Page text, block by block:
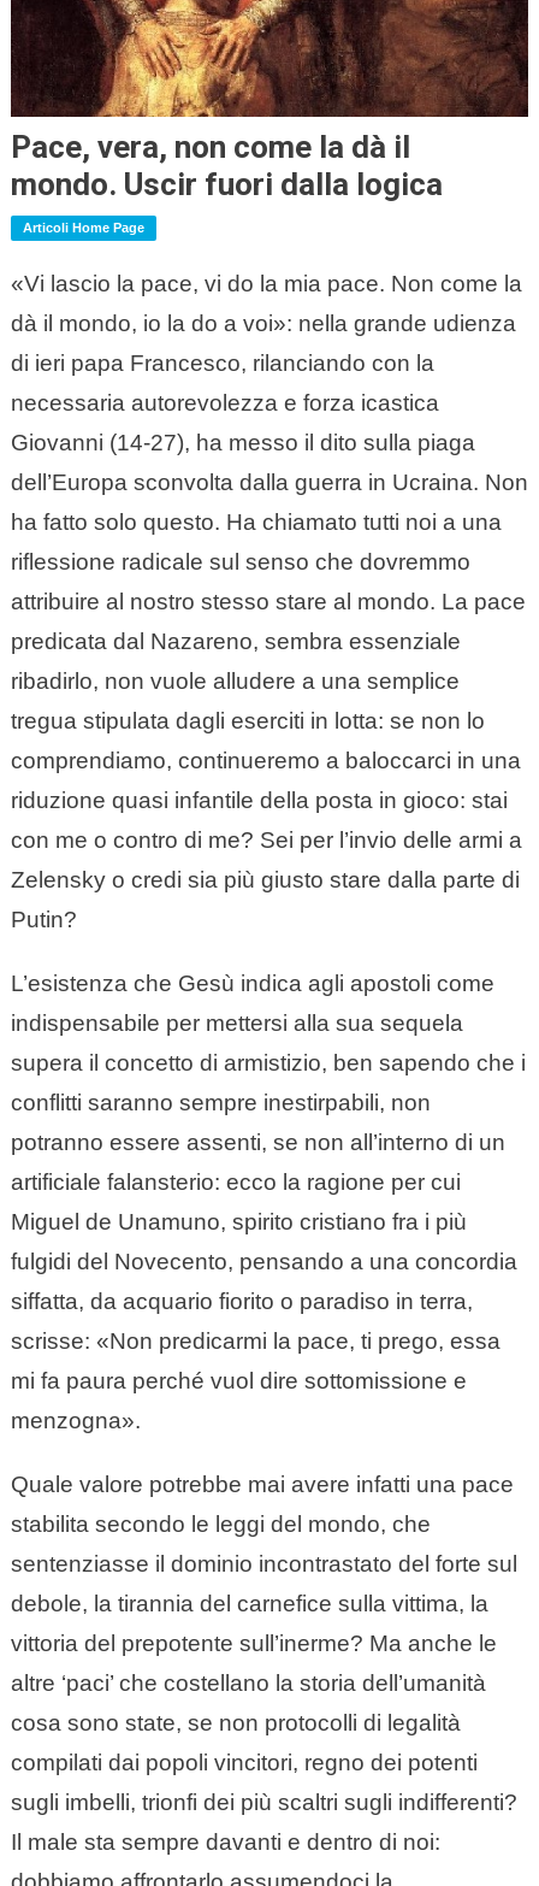
Pace, vera, non come la dà il
mondo. Uscir fuori dalla logica
Articoli Home Page
«Vi lascio la pace, vi do la mia pace. Non come la
dà il mondo, io la do a voi»: nella grande udienza
di ieri papa Francesco, rilanciando con la
necessaria autorevolezza e forza icastica
Giovanni (14-27), ha messo il dito sulla piaga
dell’Europa sconvolta dalla guerra in Ucraina. Non
ha fatto solo questo. Ha chiamato tutti noi a una
riflessione radicale sul senso che dovremmo
attribuire al nostro stesso stare al mondo. La pace
predicata dal Nazareno, sembra essenziale
ribadirlo, non vuole alludere a una semplice
tregua stipulata dagli eserciti in lotta: se non lo
comprendiamo, continueremo a baloccarci in una
riduzione quasi infantile della posta in gioco: stai
con me o contro di me? Sei per l’invio delle armi a
Zelensky o credi sia più giusto stare dalla parte di
Putin?
L’esistenza che Gesù indica agli apostoli come
indispensabile per mettersi alla sua sequela
supera il concetto di armistizio, ben sapendo che i
conflitti saranno sempre inestirpabili, non
potranno essere assenti, se non all’interno di un
artificiale falansterio: ecco la ragione per cui
Miguel de Unamuno, spirito cristiano fra i più
fulgidi del Novecento, pensando a una concordia
siffatta, da acquario fiorito o paradiso in terra,
scrisse: «Non predicarmi la pace, ti prego, essa
mi fa paura perché vuol dire sottomissione e
menzogna».
Quale valore potrebbe mai avere infatti una pace
stabilita secondo le leggi del mondo, che
sentenziasse il dominio incontrastato del forte sul
debole, la tirannia del carnefice sulla vittima, la
vittoria del prepotente sull’inerme? Ma anche le
altre ‘paci’ che costellano la storia dell’umanità
cosa sono state, se non protocolli di legalità
compilati dai popoli vincitori, regno dei potenti
sugli imbelli, trionfi dei più scaltri sugli indifferenti?
Il male sta sempre davanti e dentro di noi: